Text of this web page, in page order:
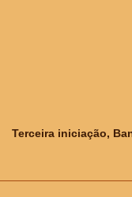
Terceira iniciação,